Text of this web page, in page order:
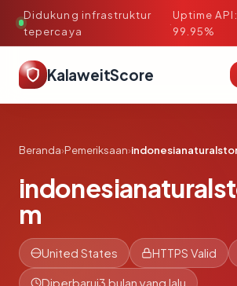
Didukung infrastruktur
tepercaya
·
Uptime API:
99.95%
KalaweitScore
Beranda›Pemeriksaan›
m
United States HTTPS Valid
Diperbarui3 bulan yang lalu